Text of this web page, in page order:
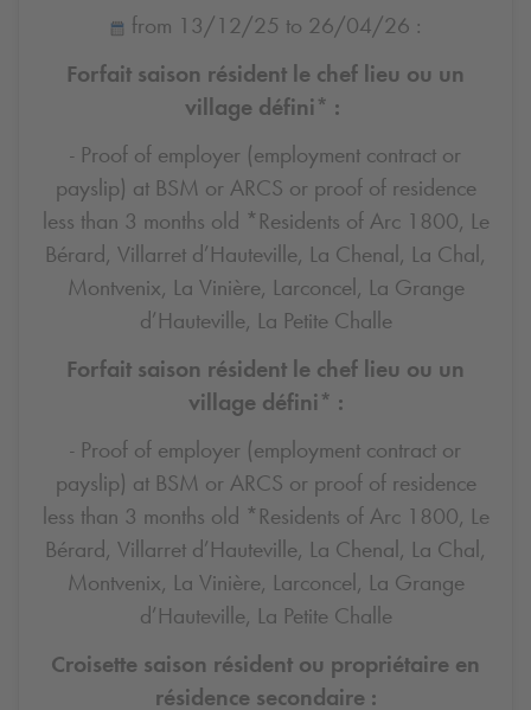
from 13/12/25 to 26/04/26 :
Forfait saison résident le chef lieu ou un
village défini* :
- Proof of employer (employment contract or
payslip) at BSM or ARCS or proof of residence
less than 3 months old *Residents of Arc 1800, Le
Bérard, Villarret d’Hauteville, La Chenal, La Chal,
Montvenix, La Vinière, Larconcel, La Grange
d’Hauteville, La Petite Challe
Forfait saison résident le chef lieu ou un
village défini* :
- Proof of employer (employment contract or
payslip) at BSM or ARCS or proof of residence
less than 3 months old *Residents of Arc 1800, Le
Bérard, Villarret d’Hauteville, La Chenal, La Chal,
Montvenix, La Vinière, Larconcel, La Grange
d’Hauteville, La Petite Challe
Croisette saison résident ou propriétaire en
résidence secondaire :